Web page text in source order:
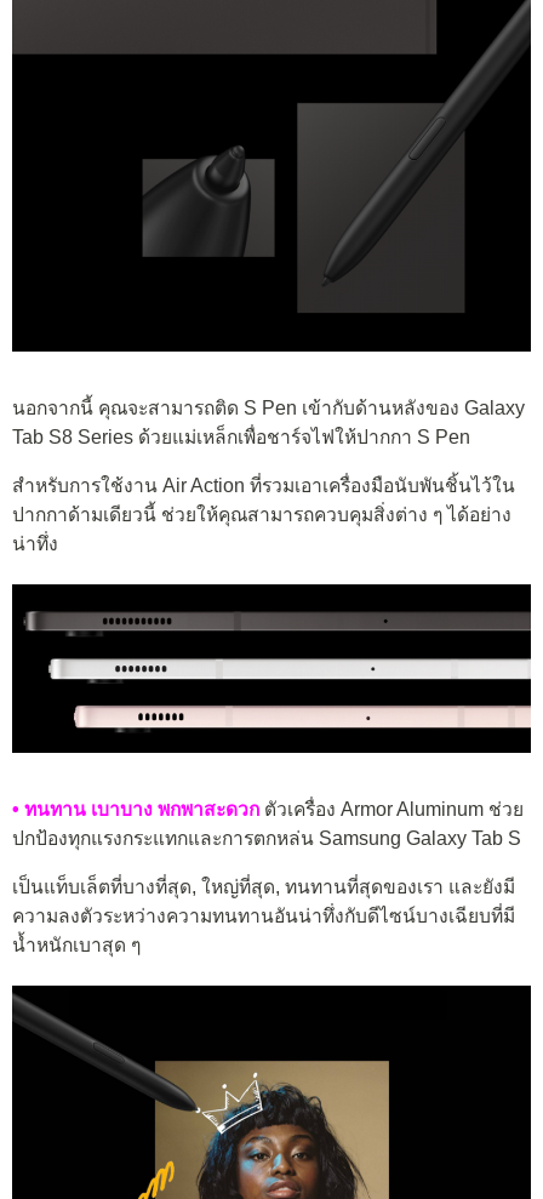
นอกจากนี้ คุณจะสามารถติด S Pen เข้ากับด้านหลังของ Galaxy
Tab S8 Series ด้วยแม่เหล็กเพื่อชาร์จไฟให้ปากกา S Pen
สำหรับการใช้งาน Air Action ที่รวมเอาเครื่องมือนับพันชิ้นไว้ใน
ปากกาด้ามเดียวนี้ ช่วยให้คุณสามารถควบคุมสิ่งต่าง ๆ ได้อย่าง
น่าทึ่ง
• ทนทาน เบาบาง พกพาสะดวก ตัวเครื่อง Armor Aluminum ช่วย
ปกป้องทุกแรงกระแทกและการตกหล่น Samsung Galaxy Tab S
เป็นแท็บเล็ตที่บางที่สุด, ใหญ่ที่สุด, ทนทานที่สุดของเรา และยังมี
ความลงตัวระหว่างความทนทานอันน่าทึ่งกับดีไซน์บางเฉียบที่มี
น้ำหนักเบาสุด ๆ